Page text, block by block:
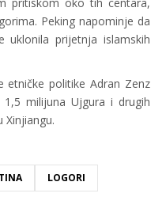
Peking napominje da
prijetnja islamskih
etničke politike Adran Zenz
milijuna Ujgura i drugih
LOGORI